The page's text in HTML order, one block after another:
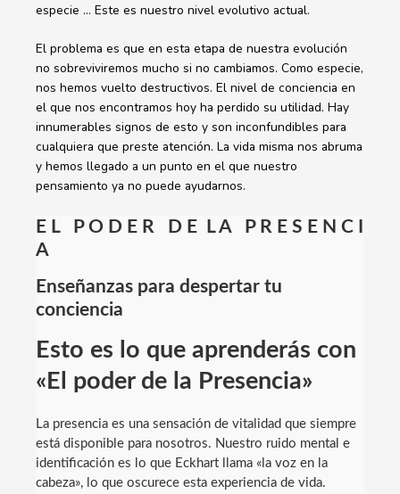
especie … Este es nuestro nivel evolutivo actual.
El problema es que en esta etapa de nuestra evolución
no sobreviviremos mucho si no cambiamos. Como especie,
nos hemos vuelto destructivos. El nivel de conciencia en
el que nos encontramos hoy ha perdido su utilidad. Hay
innumerables signos de esto y son inconfundibles para
cualquiera que preste atención. La vida misma nos abruma
y hemos llegado a un punto en el que nuestro
pensamiento ya no puede ayudarnos.
E L P O D E R D E L A P R E S E N C I
A
Enseñanzas para despertar tu
conciencia
Esto es lo que aprenderás con
«El poder de la Presencia»
La presencia es una sensación de vitalidad que siempre
está disponible para nosotros. Nuestro ruido mental e
identificación es lo que Eckhart llama «la voz en la
cabeza», lo que oscurece esta experiencia de vida.